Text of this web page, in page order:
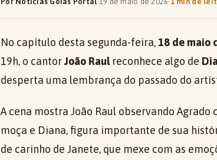
No capítulo desta segunda-feira, 18 de maio
19h, o cantorJoão Raulreconhece algo de
desperta uma lembrança do passado do
A cena mostra João Raul observando
moça e Diana, figura importante de sua
de carinho de Janete, que mexe com as